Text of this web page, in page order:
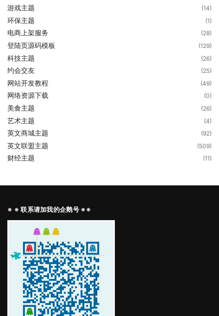
游戏主题 (14)
环保主题 (1)
电商上架服务 (28)
登陆页源码模板 (129)
科技主题 (26)
约会交友 (25)
网站开发教程 (49)
网络资源下载 (0)
美食主题 (26)
艺术主题 (4)
英文商城主题 (92)
英文联盟主题 (509)
财经主题 (11)
※ ※ 联系请加我的企鹅号 ※※